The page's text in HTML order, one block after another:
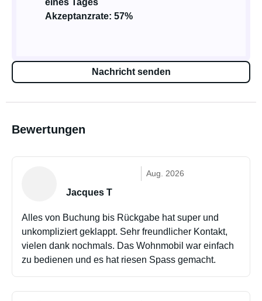
eines Tages
Akzeptanzrate: 57%
Nachricht senden
Bewertungen
Aug. 2026
Jacques T
Alles von Buchung bis Rückgabe hat super und
unkompliziert geklappt. Sehr freundlicher Kontakt,
vielen dank nochmals. Das Wohnmobil war einfach
zu bedienen und es hat riesen Spass gemacht.